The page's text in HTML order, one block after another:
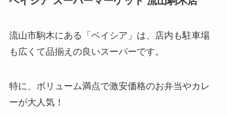
流山市駒木にある「ベイシア」は、店内も駐車場
も広くて品揃えの良いスーパーです。
特に、ボリューム満点で激安価格のお弁当やカレ
ーが大人気！